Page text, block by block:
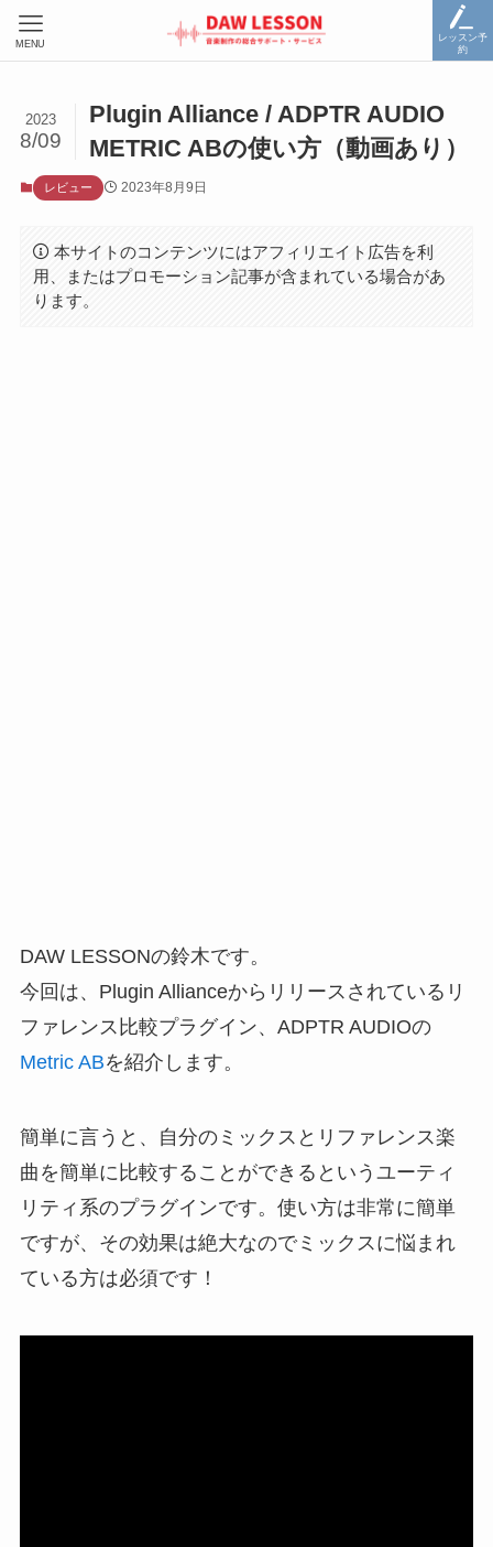
レッスン予
約
MENU
Plugin Alliance / ADPTR AUDIO
METRIC ABの使い方（動画あり）
2023
8/09
レビュー 2023年8月9日
本サイトのコンテンツにはアフィリエイト広告を利
用、またはプロモーション記事が含まれている場合があ
ります。
DAW LESSONの鈴木です。
今回は、Plugin Allianceからリリースされているリ
ファレンス比較プラグイン、ADPTR AUDIOの
Metric ABを紹介します。
簡単に言うと、自分のミックスとリファレンス楽
曲を簡単に比較することができるというユーティ
リティ系のプラグインです。使い方は非常に簡単
ですが、その効果は絶大なのでミックスに悩まれ
ている方は必須です！